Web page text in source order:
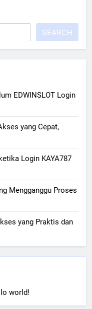
SEARCH
EDWINSLOT Login
yang Cepat,
Login KAYA787
Mengganggu Proses
yang Praktis dan
world!